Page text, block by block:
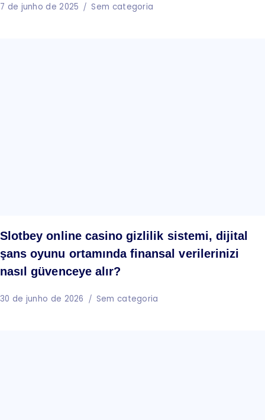
7 de junho de 2025 Sem categoria
Slotbey online casino gizlilik sistemi, dijital
şans oyunu ortamında finansal verilerinizi
nasıl güvenceye alır?
30 de junho de 2026 Sem categoria